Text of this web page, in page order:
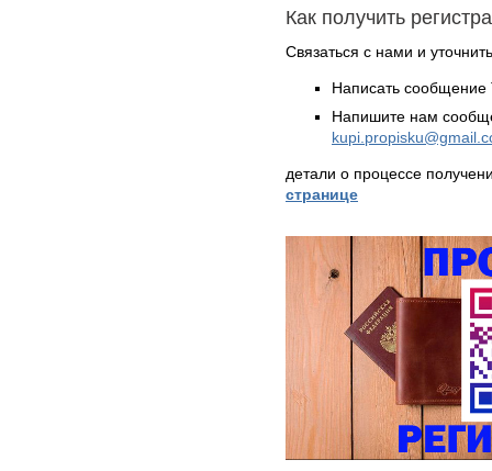
Как получить
Связаться с нами и
Написать
Напишите нам
детали о процессе
странице